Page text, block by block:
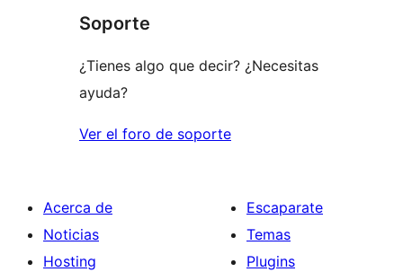
Soporte
¿Tienes algo que decir? ¿Necesitas
ayuda?
Ver el foro de soporte
Acerca de
Noticias
Hosting
Escaparate
Temas
Plugins